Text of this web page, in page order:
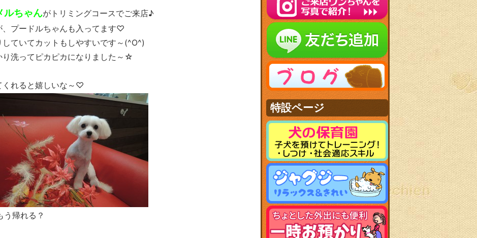
ルちゃんがトリミングコースでご来店♪
プードルちゃんも入ってます♡
ていてカットもしやすいです～(^O^)
り洗ってピカピカになりました～☆
くれると嬉しいな～♡
う帰れる？
特設ページ